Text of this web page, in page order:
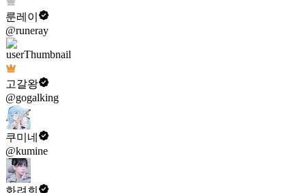
룬레이
@runeray
고갈왕
@gogalking
쿠미네
@kumine
화려희